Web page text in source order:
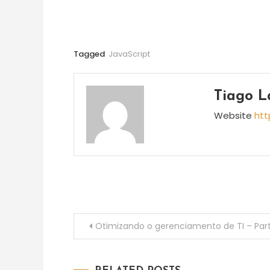
Tagged JavaScript
Tiago
Website
Navegação
Otimizando o gerenciamento de TI –